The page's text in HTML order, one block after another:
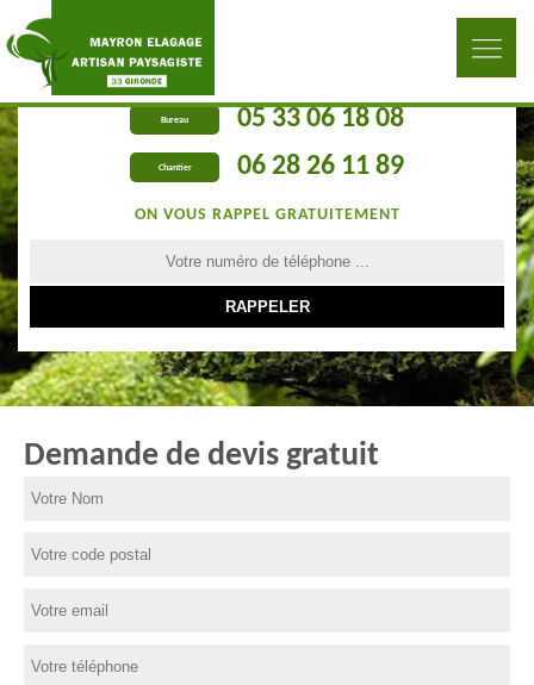
Bureau 05 33 06 18 08
Chantier 06 28 26 11 89
ON VOUS RAPPEL GRATUITEMENT
Demande de devis gratuit